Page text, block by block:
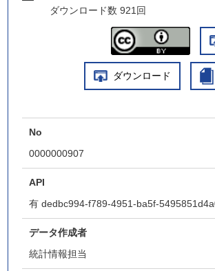
ダウンロード数 921回
ダウンロード
No
0000000907
API
有 dedbc994-f789-4951-ba5f-
データ作成者
統計情報担当